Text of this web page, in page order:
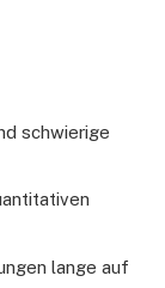
schwierige
lange auf